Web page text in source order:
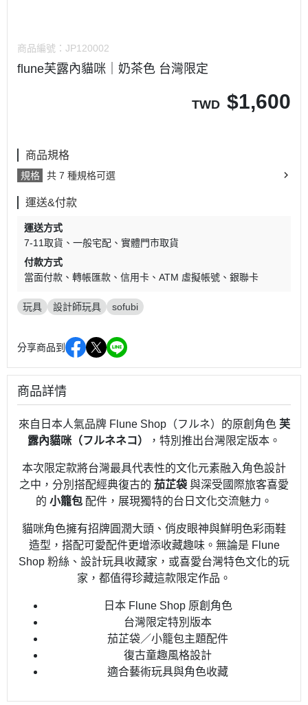
商品編號： JP120002
flune芙露內貓咪｜奶茶色 台灣限定
TWD $1,600
商品規格
規格 共 7 種規格可選
運送&付款
運送方式
7-11取貨
一般宅配
實體門市取貨
付款方式
當面付款
轉帳匯款 信用卡 ATM 虛擬帳號 銀聯卡
玩具 設計師玩具 sofubi
分享商品到
商品詳情
來自日本人氣品牌 Flune Shop（フルネ）的原創角色 芙
露內貓咪（フルネネコ）
，特別推出台灣限定版本。
本次限定款將台灣最具代表性的文化元素融入角色設計
之中，分別搭配經典復古的 茄芷袋 與深受國際旅客喜愛
的 小籠包 配件，展現獨特的台日文化交流魅力。
貓咪角色擁有招牌圓潤大頭、俏皮眼神與鮮明色彩雨鞋
造型，搭配可愛配件更增添收藏趣味。無論是 Flune
Shop 粉絲、設計玩具收藏家，或喜愛台灣特色文化的玩
家，都值得珍藏這款限定作品。
日本 Flune Shop 原創角色
台灣限定特別版本
茄芷袋／小籠包主題配件
復古童趣風格設計
適合藝術玩具與角色收藏